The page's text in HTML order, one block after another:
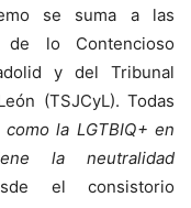
se suma a las
de lo Contencioso
y del Tribunal
(TSJCyL). Todas
la LGTBIQ+ en
la neutralidad
el consistorio